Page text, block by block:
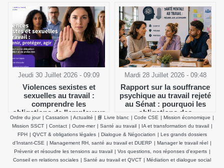
Jeudi 30 Juillet 2026 - 09:09
Violences sexistes et
sexuelles au travail :
comprendre les
obligations de l'employeur
et agir efficacement
Mardi 28 Juillet 2026 - 09:48
Rapport sur la souffrance
psychique au travail rejeté
au Sénat : pourquoi les
obligations des
employeurs et du CSE
demeurent inchangées
Ordre du jour | Cassation | Actualité | 📘 Livre blanc | Code CSE | Mission économique |
Mission SSCT | Contact | Outre-mer | Santé au travail | IA et transformation du travail |
FPH | QVCT & obligations légales | Dialogue & Négociation | Les grands dossiers
d’Instant-CSE | Management RH, santé au travail et DUERP | Manager le travail réel |
Prévenir et résoudre les tensions au travail | Vos questions, nos réponses d'experts |
Conseil en relations sociales | Santé au travail et QVCT | Médiation et dialogue social